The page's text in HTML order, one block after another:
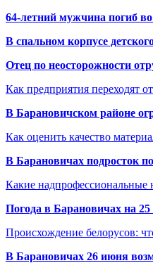
64-летний мужчина погиб
В спальном корпусе
Отец по неосторожности
Как предприятия переходят
В Барановичском районе
Как оценить качество
В Барановичах подросток
Какие надпрофессиональные
Погода в Барановичах на
Происхождение белорусов:
В Барановичах 26 июня